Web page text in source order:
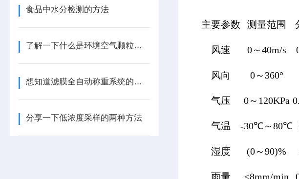
食品中水分检测的方法
了解一下什么是环境空气颗粒物采样器吧
想知道滤膜全自动称重系统的原理及辅助功能不妨看看本篇
分享一下低浓度采样的两种方法
主要参数 测量范围
风速 0～40m/s
风向 0～360°
气压 0～120KPa
气温 -30℃～80℃
湿度 (0～90)%
雨量 ≤8mm/min